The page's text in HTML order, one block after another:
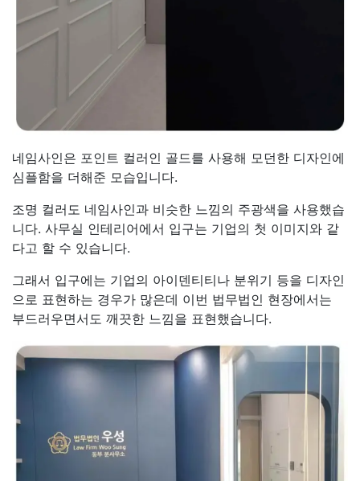
네임사인은 포인트 컬러인 골드를 사용해 모던한 디자인에
심플함을 더해준 모습입니다.
조명 컬러도 네임사인과 비슷한 느낌의 주광색을 사용했습
니다. 사무실 인테리어에서 입구는 기업의 첫 이미지와 같
다고 할 수 있습니다.
그래서 입구에는 기업의 아이덴티티나 분위기 등을 디자인
으로 표현하는 경우가 많은데 이번 법무법인 현장에서는
부드러우면서도 깨끗한 느낌을 표현했습니다.